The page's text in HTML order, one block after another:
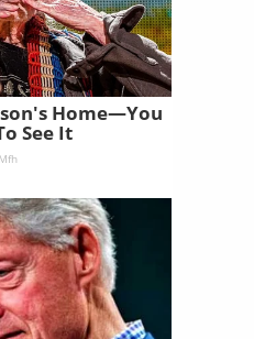
Home—You
See It
Mfh